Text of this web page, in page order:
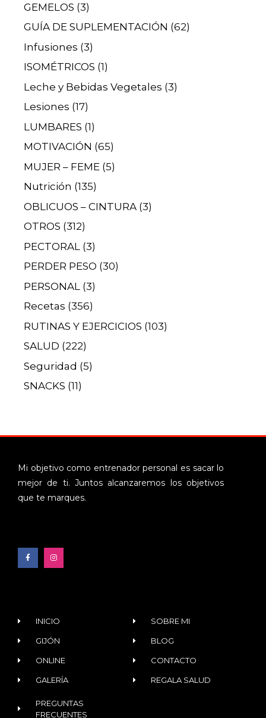
GEMELOS (3)
GUÍA DE SUPLEMENTACIÓN (62)
Infusiones (3)
ISOMÉTRICOS (1)
Leche y Bebidas Vegetales (3)
Lesiones (17)
LUMBARES (1)
MOTIVACIÓN (65)
MUJER – FEME (5)
Nutrición (135)
OBLICUOS – CINTURA (3)
OTROS (312)
PECTORAL (3)
PERDER PESO (30)
PERSONAL (3)
Recetas (356)
RUTINAS Y EJERCICIOS (103)
SALUD (222)
Seguridad (5)
SNACKS (11)
Mi objetivo como entrenador personal es sacar lo
mejor de ti. Juntos alcanzaremos los objetivos
que te marques.
INICIO
GIJÓN
ONLINE
GALERÍA
PREGUNTAS
FRECUENTES
SOBRE MI
BLOG
CONTACTO
REGALA SALUD